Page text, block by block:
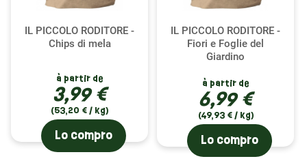
IL PICCOLO RODITORE -
Chips di mela
à partir de
3,99 €
(53,20 € / kg)
Lo compro
IL PICCOLO RODITORE -
Fiori e Foglie del
Giardino
à partir de
6,99 €
(49,93 € / kg)
Lo compro